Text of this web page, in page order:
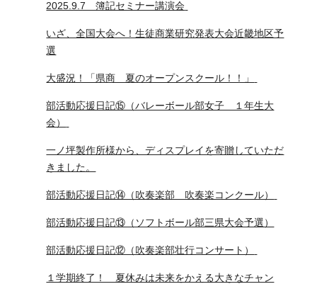
2025.9.7 簿記セミナー講演会
いざ、全国大会へ！生徒商業研究発表大会近畿地区予
選
大盛況！「県商 夏のオープンスクール！！」
部活動応援日記⑮（バレーボール部女子 １年生大
会）
一ノ坪製作所様から、ディスプレイを寄贈していただ
きました。
部活動応援日記⑭（吹奏楽部 吹奏楽コンクール）
部活動応援日記⑬（ソフトボール部三県大会予選）
部活動応援日記⑫（吹奏楽部壮行コンサート）
１学期終了！ 夏休みは未来をかえる大きなチャン